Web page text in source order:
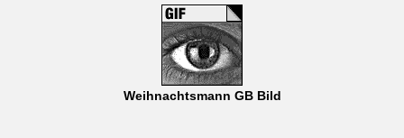
Weihnachtsmann GB Bild